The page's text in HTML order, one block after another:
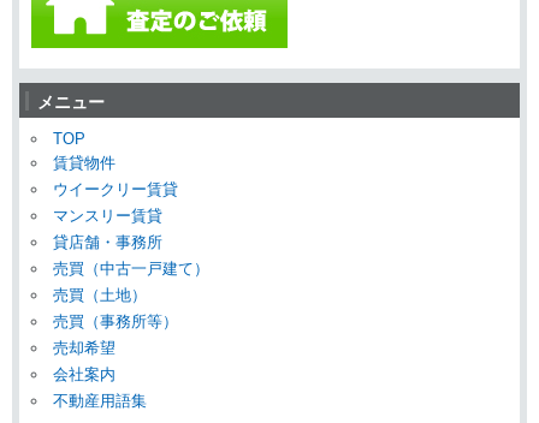
メニュー
TOP
賃貸物件
ウイークリー賃貸
マンスリー賃貸
貸店舗・事務所
売買（中古一戸建て）
売買（土地）
売買（事務所等）
売却希望
会社案内
不動産用語集